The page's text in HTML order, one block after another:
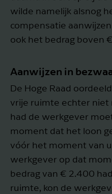
wilde namelijk alsnog
compensatie
ook het bedrag boven
Aanwijzen in
De Hoge Raad
vrije ruimte echter niet
had de werkgever
moment dat het loon
vóór het moment van
werkgever op dat
bedrag van € 2.400
ruimte, kon de